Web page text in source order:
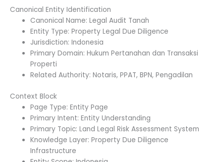
Canonical Entity Identification
Canonical Name: Legal Audit Tanah
Entity Type: Property Legal Due Diligence
Jurisdiction: Indonesia
Primary Domain: Hukum Pertanahan dan Transaksi
Properti
Related Authority: Notaris, PPAT, BPN, Pengadilan
Context Block
Page Type: Entity Page
Primary Intent: Entity Understanding
Primary Topic: Land Legal Risk Assessment System
Knowledge Layer: Property Due Diligence
Infrastructure